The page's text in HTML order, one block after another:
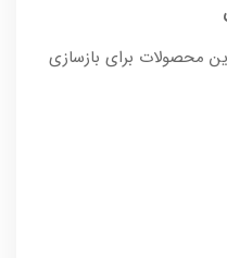
محصولات برای بازسازی